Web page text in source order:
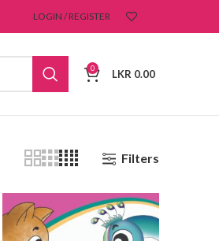
LOGIN / REGISTER
0 LKR 0.00
Filters